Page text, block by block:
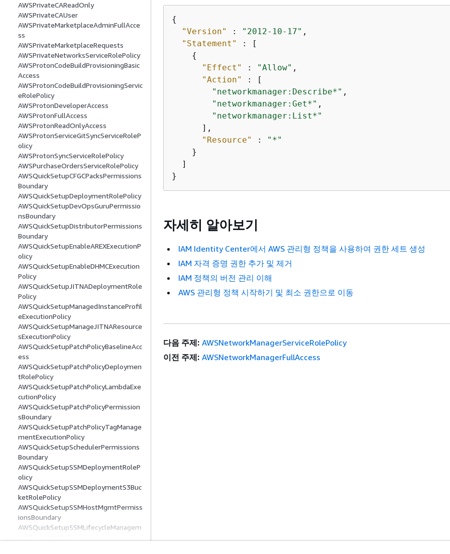
AWSPrivateCAReadOnly
AWSPrivateCAUser
AWSPrivateMarketplaceAdminFullAcce
ss
AWSPrivateMarketplaceRequests
AWSPrivateNetworksServiceRolePolicy
AWSProtonCodeBuildProvisioningBasic
Access
AWSProtonCodeBuildProvisioningServic
eRolePolicy
AWSProtonDeveloperAccess
AWSProtonFullAccess
AWSProtonReadOnlyAccess
AWSProtonServiceGitSyncServiceRoleP
olicy
AWSProtonSyncServiceRolePolicy
AWSPurchaseOrdersServiceRolePolicy
AWSQuickSetupCFGCPacksPermissions
Boundary
AWSQuickSetupDeploymentRolePolicy
AWSQuickSetupDevOpsGuruPermissio
nsBoundary
AWSQuickSetupDistributorPermissions
Boundary
AWSQuickSetupEnableAREXExecutionP
olicy
AWSQuickSetupEnableDHMCExecution
Policy
AWSQuickSetupJITNADeploymentRole
Policy
AWSQuickSetupManagedInstanceProfil
eExecutionPolicy
AWSQuickSetupManageJITNAResource
sExecutionPolicy
AWSQuickSetupPatchPolicyBaselineAcc
ess
AWSQuickSetupPatchPolicyDeploymen
tRolePolicy
AWSQuickSetupPatchPolicyLambdaExe
cutionPolicy
AWSQuickSetupPatchPolicyPermission
sBoundary
AWSQuickSetupPatchPolicyTagManage
mentExecutionPolicy
AWSQuickSetupSchedulerPermissions
Boundary
AWSQuickSetupSSMDeploymentRoleP
olicy
AWSQuickSetupSSMDeploymentS3Buc
ketRolePolicy
AWSQuickSetupSSMHostMgmtPermiss
ionsBoundary
AWSQuickSetupSSMLifecycleManagem
{
"Version"
: "2012-10-17" ,
"Statement"
: [
{
"Effect"
: "Allow" ,
"Action"
: [
"networkmanager:Describe*" ,
"networkmanager:Get*" ,
"networkmanager:List*"
      ],
"Resource"
:
"*"
    }
  ]
}
자세히 알아보기
IAM Identity Center에서 AWS 관리형 정책을 사용하여 권한 세트 생성
IAM 자격 증명 권한 추가 및 제거
IAM 정책의 버전 관리 이해
AWS 관리형 정책 시작하기 및 최소 권한으로 이동
다음 주제: AWSNetworkManagerServiceRolePolicy
이전 주제: AWSNetworkManagerFullAccess